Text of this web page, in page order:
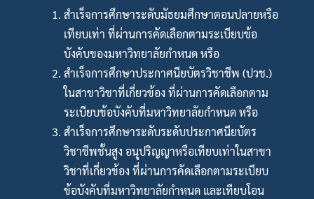
สำเร็จการศึกษาระดับมัธยมศึกษาตอนปลายหรือ
เทียบเท่า ที่ผ่านการคัดเลือกตามระเบียบข้อ
บังคับของมหาวิทยาลัยกำหนด หรือ
สำเร็จการศึกษาประกาศนียบัตรวิชาชีพ (ปวช.)
ในสาขาวิชาที่เกี่ยวข้อง ที่ผ่านการคัดเลือกตาม
ระเบียบข้อบังคับที่มหาวิทยาลัยกำหนด หรือ
สำเร็จการศึกษาระดับระดับประกาศนียบัตร
วิชาชีพชั้นสูง อนุปริญญาหรือเทียบเท่าในสาขา
วิชาที่เกี่ยวข้อง ที่่ผ่านการคัดเลือกตามระเบียบ
ข้อบังคับที่มหาวิทยาลัยกำหนด และเทียบโอน